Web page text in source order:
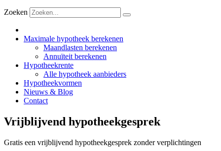
Zoeken
Maximale hypotheek berekenen
Maandlasten berekenen
Annuïteit berekenen
Hypotheekrente
Alle hypotheek aanbieders
Hypotheekvormen
Nieuws & Blog
Contact
Vrijblijvend hypotheekgesprek
Gratis een vrijblijvend hypotheekgesprek zonder verplichtingen